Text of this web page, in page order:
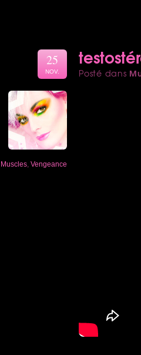
Posté dans
25
NOV.
Muscles Vengeance